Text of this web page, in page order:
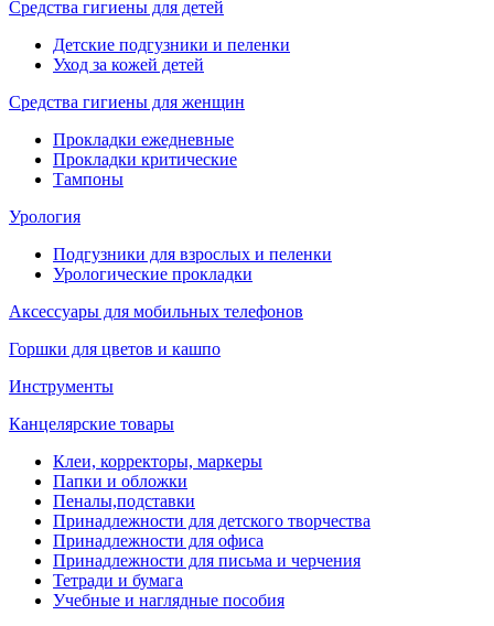
Средства гигиены для детей
Детские подгузники и пеленки
Уход за кожей детей
Средства гигиены для женщин
Прокладки ежедневные
Прокладки критические
Тампоны
Урология
Подгузники для взрослых и пеленки
Урологические прокладки
Аксессуары для мобильных телефонов
Горшки для цветов и кашпо
Инструменты
Канцелярские товары
Клеи, корректоры, маркеры
Папки и обложки
Пеналы,подставки
Принадлежности для детского творчества
Принадлежности для офиса
Принадлежности для письма и черчения
Тетради и бумага
Учебные и наглядные пособия